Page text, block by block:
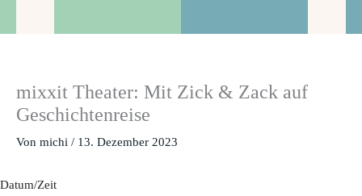
mixxit Theater: Mit Zick & Zack auf
Geschichtenreise
Von michi / 13. Dezember 2023
Datum/Zeit